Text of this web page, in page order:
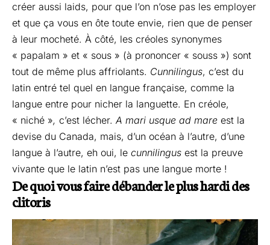
créer aussi laids, pour que l’on n’ose pas les employer
et que ça vous en ôte toute envie, rien que de penser
à leur mocheté. À côté, les créoles synonymes
« papalam » et « sous » (à prononcer « souss ») sont
tout de même plus affriolants. Cunnilingus, c’est du
latin entré tel quel en langue française, comme la
langue entre pour nicher la languette. En créole,
« niché », c’est lécher. A mari usque ad mare est la
devise du Canada, mais, d’un océan à l’autre, d’une
langue à l’autre, eh oui, le cunnilingus est la preuve
vivante que le latin n’est pas une langue morte !
De quoi vous faire débander le plus hardi des
clitoris